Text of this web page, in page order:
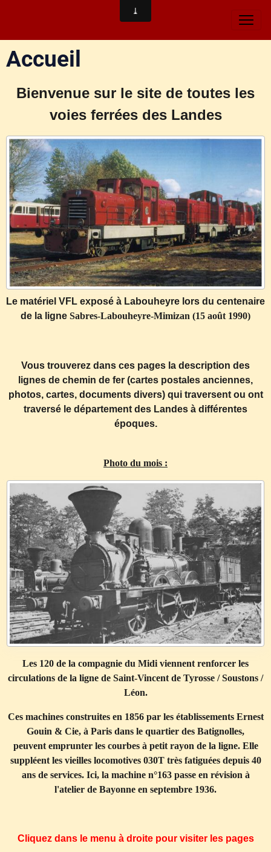
Accueil
Bienvenue sur le site de toutes les
voies ferrées des Landes
Le matériel VFL exposé à Labouheyre lors du centenaire
de la ligne Sabres-Labouheyre-Mimizan (15 août 1990)
Vous trouverez dans ces pages la description des
lignes de chemin de fer (cartes postales anciennes,
photos, cartes, documents divers) qui traversent ou ont
traversé le département des Landes à différentes
époques.
Photo du mois :
Les 120 de la compagnie du Midi viennent renforcer les
circulations de la ligne de Saint-Vincent de Tyrosse / Soustons /
Léon.
Ces machines construites en 1856 par les établissements Ernest
Gouin & Cie, à Paris dans le quartier des Batignolles,
peuvent emprunter les courbes à petit rayon de la ligne. Elle
suppléent les vieilles locomotives 030T très fatiguées depuis 40
ans de services. Ici, la machine n°163 passe en révision à
l'atelier de Bayonne en septembre 1936.
Cliquez dansle menu à droite pour visiter les pages